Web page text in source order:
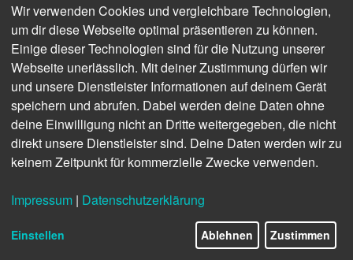
Wir verwenden Cookies und vergleichbare Technologien,
um dir diese Webseite optimal präsentieren zu können.
Einige dieser Technologien sind für die Nutzung unserer
Webseite unerlässlich. Mit deiner Zustimmung dürfen wir
und unsere Dienstleister Informationen auf deinem Gerät
speichern und abrufen. Dabei werden deine Daten ohne
deine Einwilligung nicht an Dritte weitergegeben, die nicht
direkt unsere Dienstleister sind. Deine Daten werden wir zu
keinem Zeitpunkt für kommerzielle Zwecke verwenden.
Impressum | Datenschutzerklärung
Einstellen Ablehnen Zustimmen